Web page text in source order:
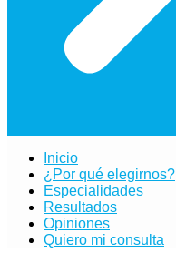
Inicio
¿Por qué elegirnos?
Especialidades
Resultados
Opiniones
Quiero mi consulta